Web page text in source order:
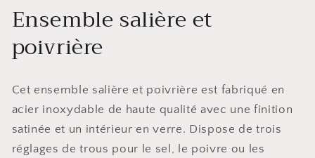
Ensemble salière et
poivrière
Cet ensemble salière et poivrière est fabriqué en
acier inoxydable de haute qualité avec une finition
satinée et un intérieur en verre. Dispose de trois
réglages de trous pour le sel, le poivre ou les